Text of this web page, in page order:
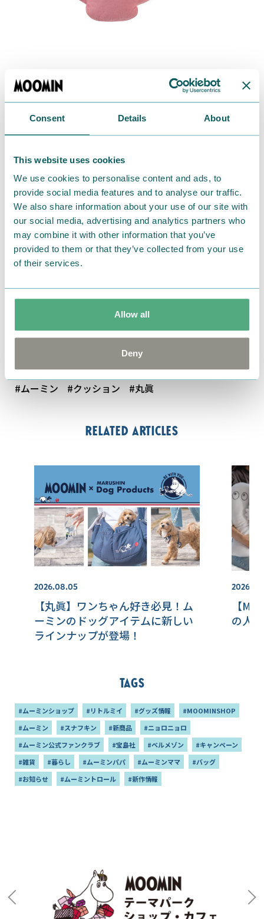
Consent Details About
This website uses cookies
We use cookies to personalise content and ads, to
provide social media features and to analyse our traffic.
We also share information about your use of our site with
our social media, advertising and analytics partners who
may combine it with other information that you’ve
provided to them or that they’ve collected from your use
of their services.
Allow all
Deny
また、裏面には、それぞれの名前の刺繍が付いていま
す。
ご先祖さまは、毛が本当にふさふさ！
ずっと、触っていられます。
■商品名：ムーミンクッション／リトルミイクッショ
ン／スナフキンクッション／ご先祖さま
ミイ、スナフキン)／約35×36cm(ご先祖さま)
■発売日：発売済み
#ムーミン #クッション #丸眞
Related articles
2026.08.05
【丸眞】ワンちゃん好き必見！ム
ーミンのドッグアイテムに新しい
ラインナップが登場！
【
の人
Tags
#ムーミンショップ #リトルミイ #グッズ情報
#MOOMINSHOP
#ムーミン
#スナフキン #新商品
#ニョロニョロ
#ムーミン公式ファンクラブ
#宝島社 #ベルメゾン
#キャンペーン
#雑貨
#暮らし #ムーミンパパ #ムーミンママ
#バッグ
#お知らせ
#ムーミントロール #新作情報